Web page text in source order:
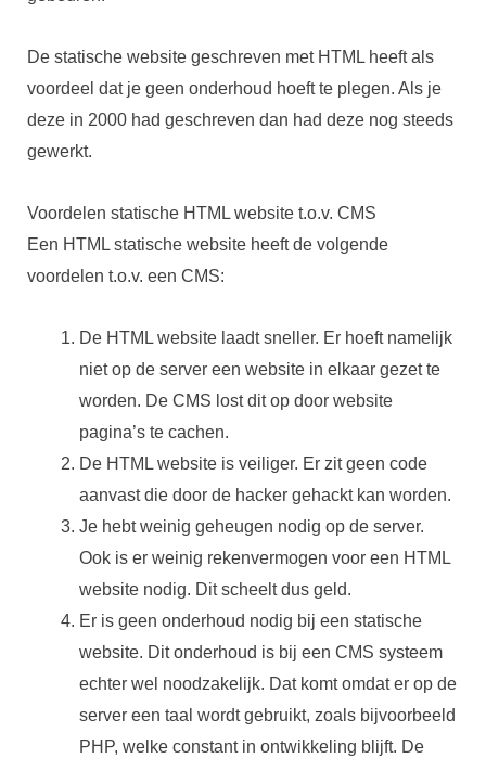
De statische website geschreven met HTML heeft als
voordeel dat je geen onderhoud hoeft te plegen. Als je
deze in 2000 had geschreven dan had deze nog steeds
gewerkt.
Voordelen statische HTML website t.o.v. CMS
Een HTML statische website heeft de volgende
voordelen t.o.v. een CMS:
De HTML website laadt sneller. Er hoeft namelijk
niet op de server een website in elkaar gezet te
worden. De CMS lost dit op door website
pagina’s te cachen.
De HTML website is veiliger. Er zit geen code
aanvast die door de hacker gehackt kan worden.
Je hebt weinig geheugen nodig op de server.
Ook is er weinig rekenvermogen voor een HTML
website nodig. Dit scheelt dus geld.
Er is geen onderhoud nodig bij een statische
website. Dit onderhoud is bij een CMS systeem
echter wel noodzakelijk. Dat komt omdat er op de
server een taal wordt gebruikt, zoals bijvoorbeeld
PHP, welke constant in ontwikkeling blijft. De